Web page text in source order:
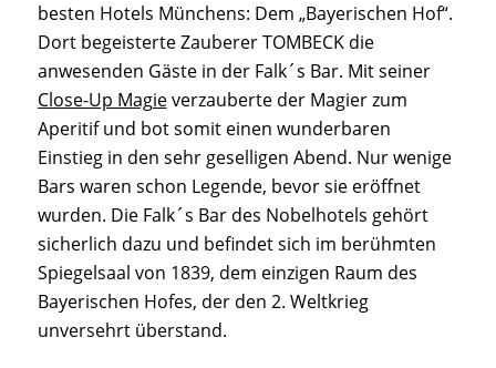
besten Hotels Münchens: Dem „Bayerischen Hof“.
Dort begeisterte Zauberer TOMBECK die
anwesenden Gäste in der Falk´s Bar. Mit seiner
Close-Up Magieverzauberte der Magier zum
Aperitif und bot somit einen wunderbaren
Einstieg in den sehr geselligen Abend. Nur wenige
Bars waren schon Legende, bevor sie eröffnet
wurden. Die Falk´s Bar des Nobelhotels gehört
sicherlich dazu und befindet sich im berühmten
Spiegelsaal von 1839, dem einzigen Raum des
Bayerischen Hofes, der den 2. Weltkrieg
unversehrt überstand.